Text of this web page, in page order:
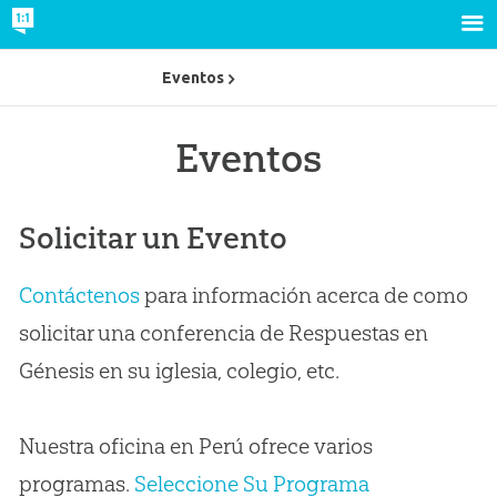
Eventos
Solicitar un Evento
Contáctenospara información acerca de como
solicitar una conferencia de Respuestas en
Génesis en su iglesia, colegio, etc.
Nuestra oficina en Perú ofrece varios
programas. Seleccione Su Programa
Eventos